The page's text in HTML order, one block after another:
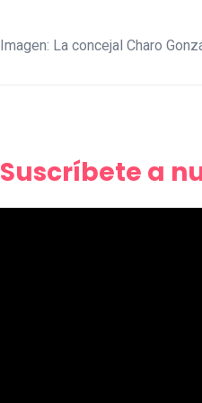
Imagen: La concejal Charo
Suscríbete a